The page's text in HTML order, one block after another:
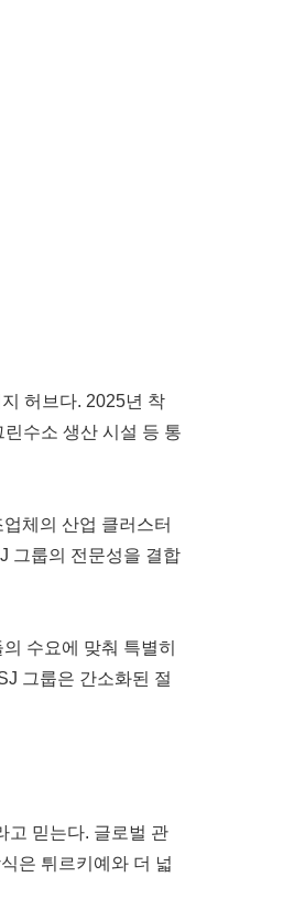
허브다. 2025년 착
수소 생산 시설 등 통
체의 산업 클러스터
그룹의 전문성을 결합
수요에 맞춰 특별히
그룹은 간소화된 절
고 믿는다. 글로벌 관
은 튀르키예와 더 넓